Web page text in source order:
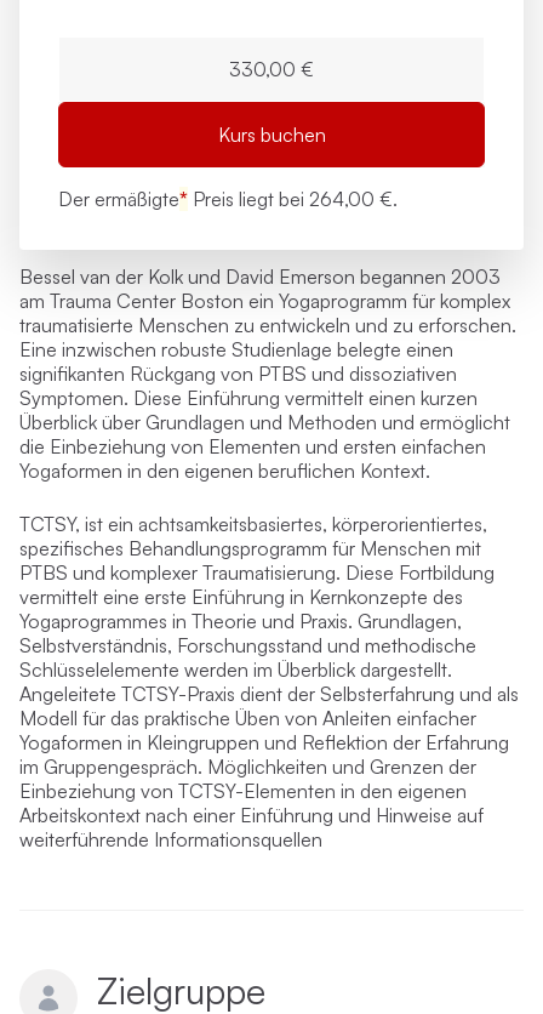
Bessel van der Kolk und David Emerson begannen 2003
am Trauma Center Boston ein Yogaprogramm für komplex
traumatisierte Menschen zu entwickeln und zu erforschen.
Eine inzwischen robuste Studienlage belegte einen
signifikanten Rückgang von PTBS und dissoziativen
Symptomen. Diese Einführung vermittelt einen kurzen
Überblick über Grundlagen und Methoden und ermöglicht
die Einbeziehung von Elementen und ersten einfachen
Yogaformen in den eigenen beruflichen Kontext.
TCTSY, ist ein achtsamkeitsbasiertes, körperorientiertes,
spezifisches Behandlungsprogramm für Menschen mit
PTBS und komplexer Traumatisierung. Diese Fortbildung
vermittelt eine erste Einführung in Kernkonzepte des
Yogaprogrammes in Theorie und Praxis. Grundlagen,
Selbstverständnis, Forschungsstand und methodische
Schlüsselelemente werden im Überblick dargestellt.
Angeleitete TCTSY-Praxis dient der Selbsterfahrung und als
Modell für das praktische Üben von Anleiten einfacher
Yogaformen in Kleingruppen und Reflektion der Erfahrung
im Gruppengespräch. Möglichkeiten und Grenzen der
Einbeziehung von TCTSY-Elementen in den eigenen
Arbeitskontext nach einer Einführung und Hinweise auf
weiterführende Informationsquellen
Zielgruppe
330,00 €
Kurs buchen
Der ermäßigte* Preis liegt bei 264,00 €.